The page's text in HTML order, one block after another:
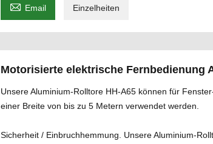
 Email Einzelheiten
Motorisierte elektrische Fernbedienung
Unsere Aluminium-Rolltore HH-A65 können für
einer Breite von bis zu 5 Metern verwendet werden.
Sicherheit / Einbruchhemmung. Unsere Aluminium-